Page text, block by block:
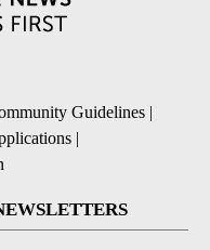
Guidelines |
|